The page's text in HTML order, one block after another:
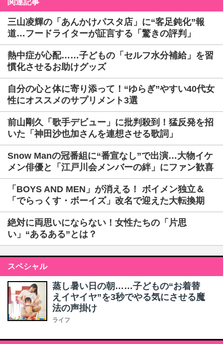
関連記事
三山凌輝の「あんかけパスタ店」に“客足鈍化”報
道…フードライターが証言する「驚きの評判」
熱中症が心配……子どもの「セルフ水分補給」を習
慣化させるお助けグッズ
自分の心と体に寄り添って！“ゆらぎ”やすい40代女
性にオススメのサプリメント3選
前山剛久「歌手デビュー」に批判殺到！猛反発を招
いた「神田沙也加さんを連想させる歌詞」
Snow Manの冠番組に“番宣なし”で出演…大物イケ
メン俳優と「江戸川会メンバーの絆」にファン歓喜
「BOYS AND MEN」が消える！ ボイメン独立＆
「でらっくす・ボーイズ」改名で迎えた大転換期
絶対に両思いにならない！女性たちの「片思
い」“あるある”とは？
スペシャル
蒸し暑い日の朝……子どもの“お着替
えイヤイヤ”を3秒でやる気にさせる魔
法の声掛け
ライフ